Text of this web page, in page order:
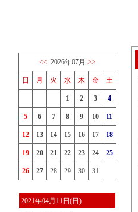
<< 2026年07月 >>
日 月 火 水 木 金 土
1 2 3 4
5 6 7 8 9 10 11
12 13 14 15 16 17 18
19 20 21 22 23 24 25
26 27 28 29 30 31
2021年04月11日(日)